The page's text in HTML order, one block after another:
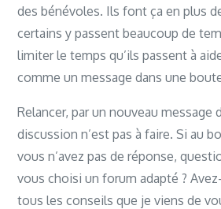
des bénévoles. Ils font ça en plus
certains y passent beaucoup de
limiter le temps qu’ils passent à
comme un message dans une
Relancer, par un nouveau message
discussion n’est pas à faire. Si au
vous n’avez pas de réponse,
vous choisi un forum adapté ?
tous les conseils que je viens de